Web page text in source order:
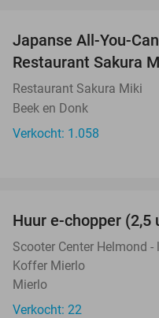
Japanse All-You-
Restaurant Sakura
Restaurant Sakura Miki
Beek en Donk
Verkocht: 1.058
Huur e-chopper (2,5
Scooter Center Helmond
Koffer Mierlo
Mierlo
Verkocht: 22